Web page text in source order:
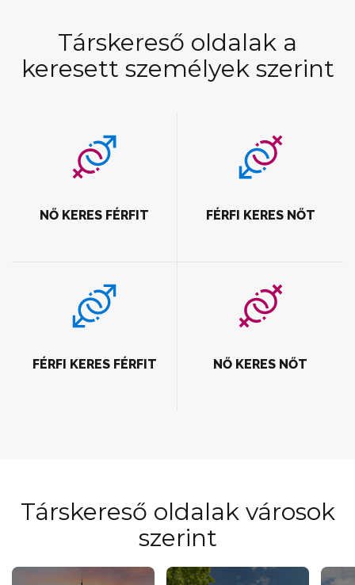
Társkereső oldalak a
keresett személyek szerint
NŐ KERES FÉRFIT FÉRFI KERES NŐT
FÉRFI KERES FÉRFIT NŐ KERES NŐT
Társkereső oldalak városok
szerint